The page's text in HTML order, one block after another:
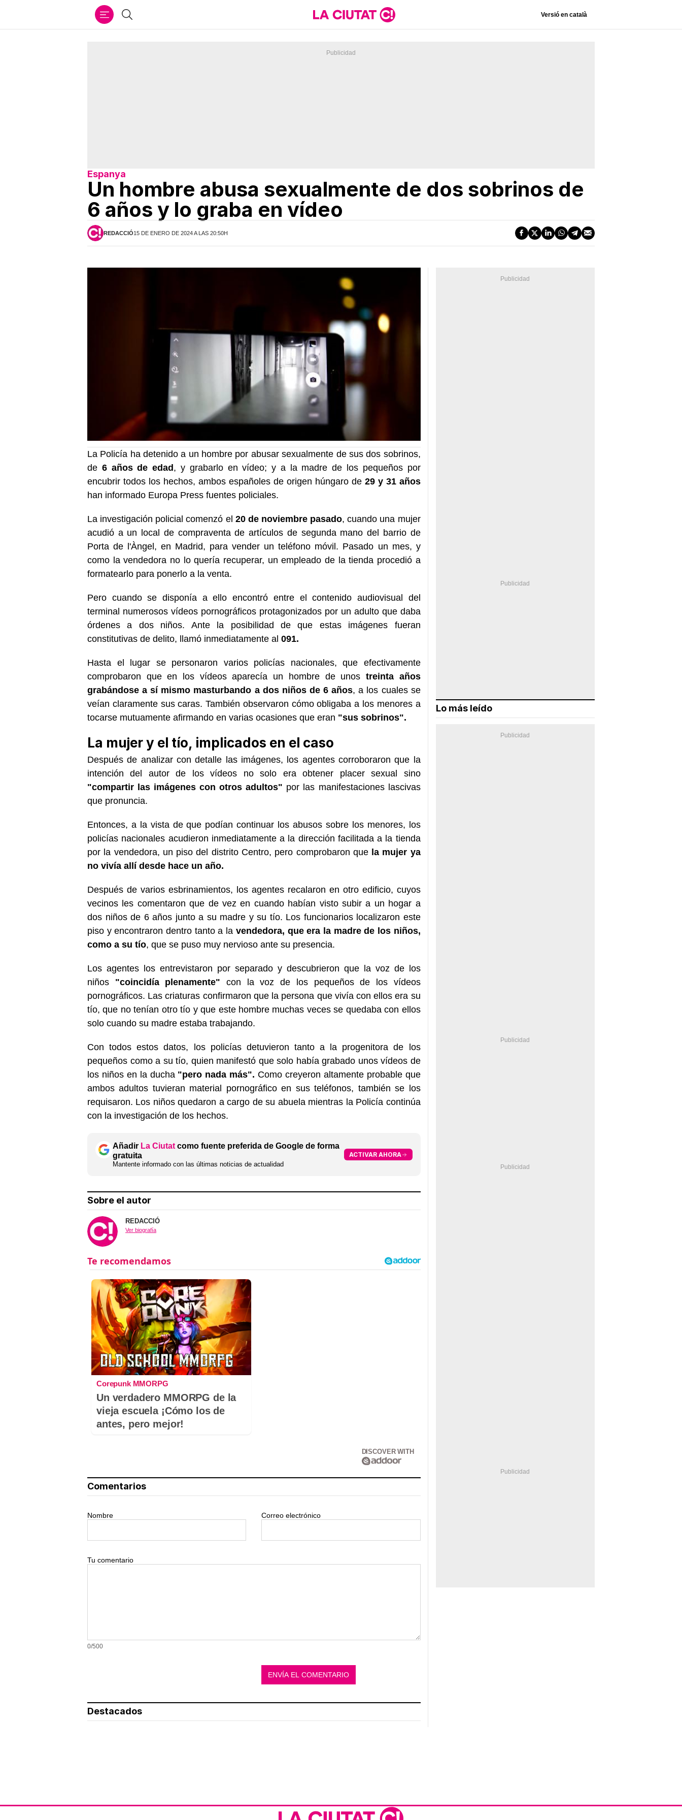
Buscar Versió en català
Espanya
Un hombre abusa sexualmente de dos sobrinos de
6 años y lo graba en vídeo
REDACCIÓ15 DE ENERO DE 2024 A LAS 20:50H
La Policía ha detenido a un hombre por abusar sexualmente de sus dos sobrinos,
de 6 años de edad , y grabarlo en vídeo; y a la madre de los pequeños por
encubrir todos los hechos, ambos españoles de origen húngaro de 29 y 31 años
han informado Europa Press fuentes policiales.
La investigación policial comenzó el 20 de noviembre pasado, cuando una mujer
acudió a un local de compraventa de artículos de segunda mano del barrio de
Porta de l'Àngel, en Madrid, para vender un teléfono móvil. Pasado un mes, y
como la vendedora no lo quería recuperar, un empleado de la tienda procedió a
formatearlo para ponerlo a la venta.
Pero cuando se disponía a ello encontró entre el contenido audiovisual del
terminal numerosos vídeos pornográficos protagonizados por un adulto que daba
órdenes a dos niños. Ante la posibilidad de que estas imágenes fueran
constitutivas de delito, llamó inmediatamente al 091.
Hasta el lugar se personaron varios policías nacionales, que efectivamente
comprobaron que en los vídeos aparecía un hombre de unos treinta años
grabándose a sí mismo masturbando a dos niños de 6 años, a los cuales se
veían claramente sus caras. También observaron cómo obligaba a los menores a
tocarse mutuamente afirmando en varias ocasiones que eran "sus sobrinos".
La mujer y el tío, implicados en el caso
Después de analizar con detalle las imágenes, los agentes corroboraron que la
intención del autor de los vídeos no solo era obtener placer sexual sino
"compartir las imágenes con otros adultos" por las manifestaciones lascivas
que pronuncia.
Entonces, a la vista de que podían continuar los abusos sobre los menores, los
policías nacionales acudieron inmediatamente a la dirección facilitada a la tienda
por la vendedora, un piso del distrito Centro, pero comprobaron que la mujer ya
no vivía allí desde hace un año.
Después de varios esbrinamientos, los agentes recalaron en otro edificio, cuyos
vecinos les comentaron que de vez en cuando habían visto subir a un hogar a
dos niños de 6 años junto a su madre y su tío. Los funcionarios localizaron este
piso y encontraron dentro tanto a la vendedora, que era la madre de los niños,
como a su tío, que se puso muy nervioso ante su presencia.
Los agentes los entrevistaron por separado y descubrieron que la voz de los
niños "coincidía plenamente" con la voz de los pequeños de los vídeos
pornográficos. Las criaturas confirmaron que la persona que vivía con ellos era su
tío, que no tenían otro tío y que este hombre muchas veces se quedaba con ellos
solo cuando su madre estaba trabajando.
Con todos estos datos, los policías detuvieron tanto a la progenitora de los
pequeños como a su tío, quien manifestó que solo había grabado unos vídeos de
los niños en la ducha "pero nada más". Como creyeron altamente probable que
ambos adultos tuvieran material pornográfico en sus teléfonos, también se los
requisaron. Los niños quedaron a cargo de su abuela mientras la Policía continúa
con la investigación de los hechos.
Añadir La Ciutatcomo fuente preferida de Google de forma
gratuita
Mantente informado con las últimas noticias de actualidad
ACTIVAR AHORA
Sobre el autor
REDACCIÓ
Ver biografía
Corepunk MMORPG
Un verdadero MMORPG de la
vieja escuela ¡Cómo los de
antes, pero mejor!
DISCOVER WITH
Comentarios
Nombre Correo electrónico
Tu comentario
0/500
Destacados
Lo más leído